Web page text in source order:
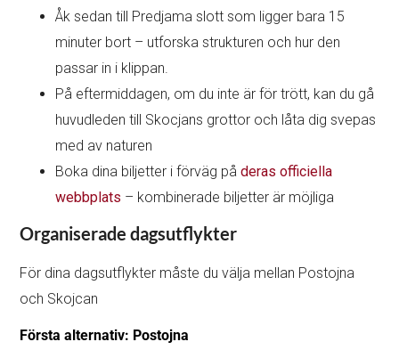
Åk sedan till Predjama slott som ligger bara 15
minuter bort – utforska strukturen och hur den
passar in i klippan.
På eftermiddagen, om du inte är för trött, kan du gå
huvudleden till Skocjans grottor och låta dig svepas
med av naturen
Boka dina biljetter i förväg påderas officiella
webbplats – kombinerade biljetter är möjliga
Organiserade dagsutflykter
För dina dagsutflykter måste du välja mellan Postojna
och Skojcan
Första alternativ: Postojna